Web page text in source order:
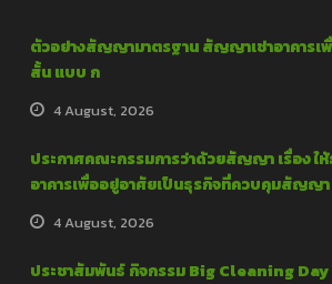
ตัวอย่างสัญญามาตรฐาน สัญญาเช่าอาคารเ
สั้น แบบ ก
4 August, 2026
ประกาศคณะกรรมการว่าด้วยสัญญา เรื่อง ให้
อาคารเพื่ออยู่อาศัยเป็นธุรกิจที่ควบคุมสัญญ
4 August, 2026
ประชาสัมพันธ์ กิจกรรม Big Cleaning